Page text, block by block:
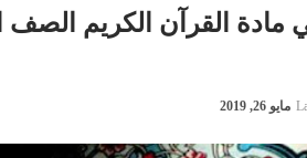
مادة القرآن الكريم الصف
مايو 26, 2019